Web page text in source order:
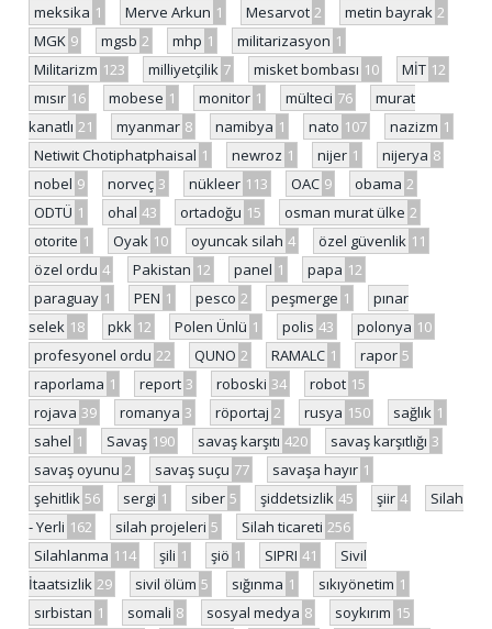
meksika 1 Merve Arkun 1 Mesarvot 2 metin bayrak 2
MGK 9 mgsb 2 mhp 1 militarizasyon 1
Militarizm 123 milliyetçilik 7 misket bombası 10 MİT 12
mısır 16 mobese 1 monitor 1 mülteci 76
murat
kanatlı 21 myanmar 8 namibya 1 nato 107 nazizm 1
Netiwit Chotiphatphaisal 1 newroz 1 nijer 1 nijerya 8
nobel 9 norveç 3 nükleer 113 OAC 9 obama 2
ODTÜ 1 ohal 43 ortadoğu 15 osman murat ülke 2
otorite 1 Oyak 10 oyuncak silah 4 özel güvenlik 11
özel ordu 4 Pakistan 12 panel 1 papa 12
paraguay 1 PEN 1 pesco 2 peşmerge 1
pınar
selek 18 pkk 12 Polen Ünlü 1 polis 43 polonya 10
profesyonel ordu 22 QUNO 2 RAMALC 1 rapor 5
raporlama 1 report 3 roboski 34 robot 15
rojava 39 romanya 3 röportaj 2 rusya 150 sağlık 1
sahel 1 Savaş 190 savaş karşıtı 420 savaş karşıtlığı 3
savaş oyunu 2 savaş suçu 77 savaşa hayır 1
şehitlik 56 sergi 1 siber 5 şiddetsizlik 45 şiir 4
Silah
- Yerli 162 silah projeleri 5 Silah ticareti 256
Silahlanma 114 şili 1 şiö 1 SIPRI 41
Sivil
İtaatsizlik 29 sivil ölüm 5 sığınma 1 sıkıyönetim 1
sırbistan 1 somali 8 sosyal medya 8 soykırım 15